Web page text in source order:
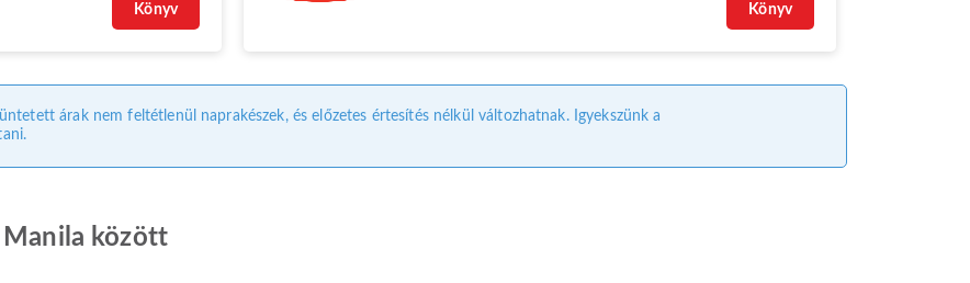
Könyv Könyv
árak nem feltétlenül naprakészek, és előzetes értesítés nélkül változhatnak. Igyekszünk a
között